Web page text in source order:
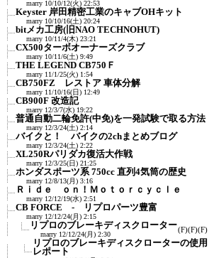
marry 10/10/12(火) 22:53
Keyster 岸田精密工業のキャブOHキット
marry 10/10/16(土) 20:24
bitメカ工房(旧NAO TECHNOHUT)
marry 10/11/4(木) 23:21
CX500ターボオーナーズクラブ
marry 10/11/6(土) 9:49
THE LEGEND CB750Ｆ
marry 11/1/25(火) 1:54
CB750FZ レストア 車体分解
marry 11/10/16(日) 12:49
CB900F 改造記
marry 12/3/7(水) 19:22
普通自動二輪免許(中免)を一発試験で取る方法
marry 12/3/24(土) 2:14
バイクと！ バイクの2chまとめブログ
marry 12/3/24(土) 2:22
XL250Rパリダカ復活大作戦
marry 12/3/25(日) 21:25
ホンダスポーツ系 750cc 直列4気筒の歴史
marry 12/8/13(月) 3:16
Ｒｉｄｅ ｏｎ！Ｍｏｔｏｒｃｙｃｌｅ
marry 12/12/19(水) 2:51
CB FORCE - リプロパーツ豊富
marry 12/12/24(月) 2:15
リプロのブレーキディスクローター
marry 12/12/24(月) 2:30
(F)(F)(F)
リプロのブレーキディスクローターの使用
レポート